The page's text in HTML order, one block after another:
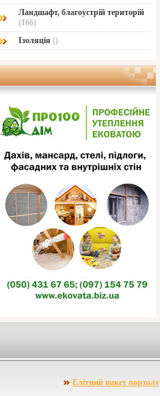
Ландшафт, благоустрій територій
(166)
Ізоляція ()
Елітний пакет порталу